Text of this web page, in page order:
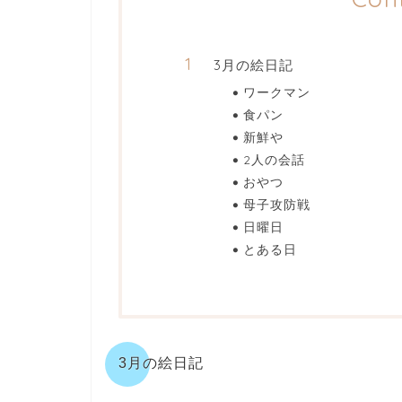
3月の絵日記
ワークマン
食パン
新鮮や
2人の会話
おやつ
母子攻防戦
日曜日
とある日
3月の絵日記